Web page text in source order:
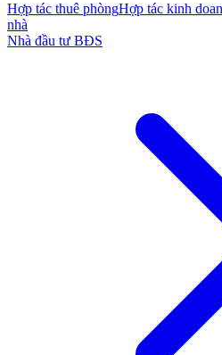
Hợp tác thuê phòngHợp tác kinh
nhà
Nhà đầu tư BĐS